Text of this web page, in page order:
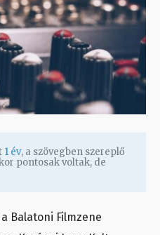
1 év, a szövegben szereplő
pontosak voltak, de
Balatoni Filmzene